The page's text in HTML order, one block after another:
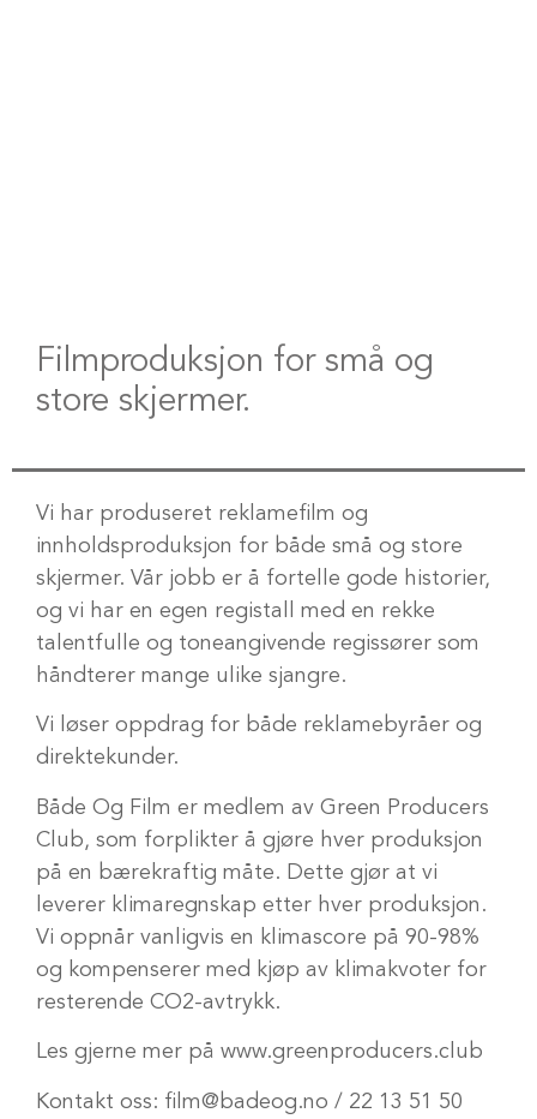
Filmproduksjon for små og
store skjermer.
Vi har produseret reklamefilm og
innholdsproduksjon for både små og store
skjermer. Vår jobb er å fortelle gode historier,
og vi har en egen registall med en rekke
talentfulle og toneangivende regissører som
håndterer mange ulike sjangre.
Vi løser oppdrag for både reklamebyråer og
direktekunder.
Både Og Film er medlem av Green Producers
Club, som forplikter å gjøre hver produksjon
på en bærekraftig måte. Dette gjør at vi
leverer klimaregnskap etter hver produksjon.
Vi oppnår vanligvis en klimascore på 90-98%
og kompenserer med kjøp av klimakvoter for
resterende CO2-avtrykk.
Les gjerne mer på www.greenproducers.club
Kontakt oss: film@badeog.no / 22 13 51 50